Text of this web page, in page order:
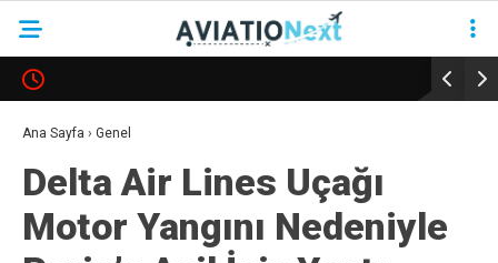
HAVACILIK
SAVUNMA
Ana Sayfa › Genel
Delta Air Lines Uçağı
Motor Yangını Nedeniyle